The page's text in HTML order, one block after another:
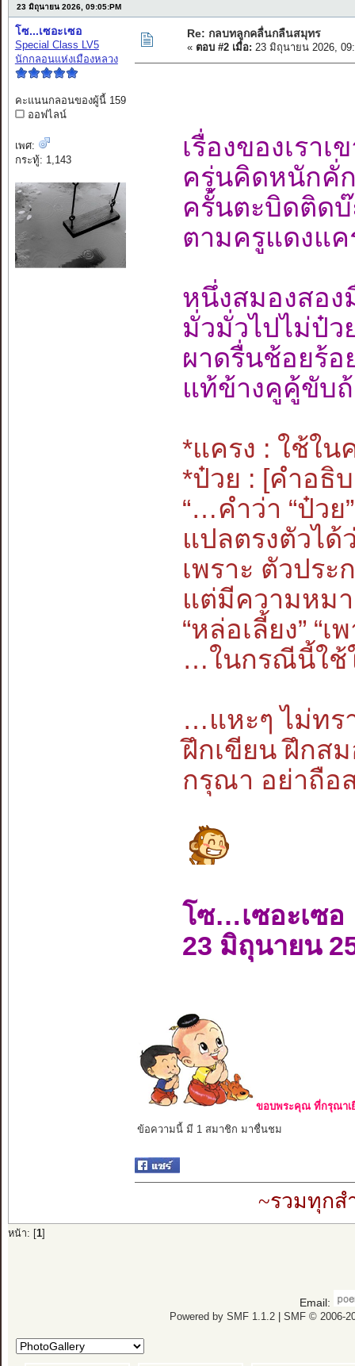
23 มิถุนายน 2026, 09:05:PM
โซ...เซอะเซอ
Special Class LV5
นักกลอนแห่งเมืองหลวง
คะแนนกลอนของผู้นี้ 159
ออฟไลน์
เพศ:
กระทู้: 1,143
Re: กลบทลูกคลื่นกลืนสมุทร
« ตอบ #2 เมื่อ: 23 มิถุนายน 2026,
เรื่องของเราเ
ครุ่นคิดหนักคั่
ครั้นตะบิดติด
ตามครูแดงแ
หนึ่งสมองสอ
มั่วมั่วไปไม่ป๋ว
ผาดรื่นช้อยร้
แท้ข้างคูคู้ขับ
*แครง : ใช้ใ
*ป๋วย : [คำอธิ
“…คำว่า “ป๋ว
แปลตรงตัวได้
เพราะ ตัวปร
แต่มีความหมา
“หล่อเลี้ยง” “เ
…ในกรณีนี้ใช้
…แหะๆ ไม่ทร
ฝึกเขียน ฝึกส
กรุณา อย่าถือ
โซ…เซอะเซอ
23 มิถุนายน
ขอบพระคุณ ที่กรุณาเ
ข้อความนี้ มี 1 สมาชิก มาชื่นชม
~รวมทุกส
หน้า: [ 1]
Email:
Powered by SMF 1.1.2| SMF © 2006-